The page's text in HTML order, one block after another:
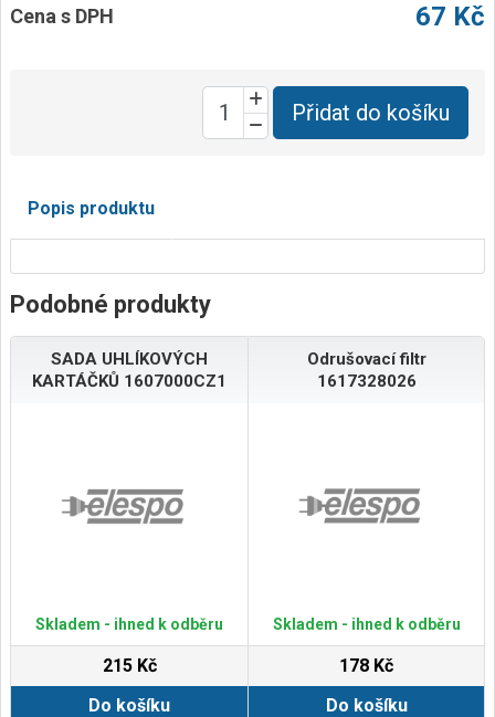
Cena s DPH 67 Kč
Přidat do košíku
Popis produktu
Podobné produkty
SADA UHLÍKOVÝCH
KARTÁČKŮ 1607000CZ1
Skladem - ihned k odběru
215 Kč
Do košíku
Odrušovací filtr
1617328026
Skladem - ihned k odběru
178 Kč
Do košíku